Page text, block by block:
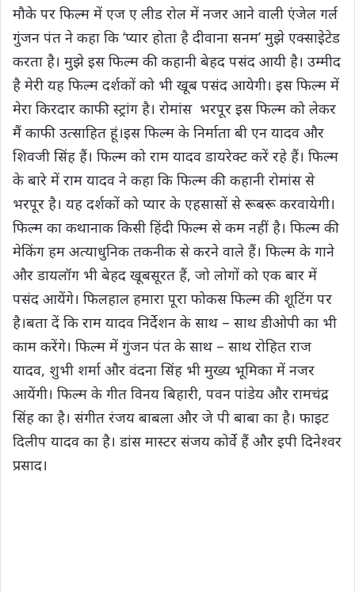
मौके पर फिल्‍म में एज ए लीड रोल में नजर आने वाली एंजेल गर्ल
गुंजन पंत ने कहा कि ‘प्‍यार होता है दीवाना सनम’ मुझे एक्‍साइेटेड
करता है। मुझे इस फिल्‍म की कहानी बेहद पसंद आयी है। उम्‍मीद
है मेरी यह फिल्‍म दर्शकों को भी खूब पसंद आयेगी। इस फिल्‍म में
मेरा किरदार काफी स्‍ट्रांग है। रोमांस भरपूर इस फिल्‍म को लेकर
मैं काफी उत्‍साहित हूं।इस फिल्‍म के निर्माता बी एन यादव और
शिवजी सिंह हैं। फिल्‍म को राम यादव डायरेक्‍ट करें रहे हैं। फिल्‍म
के बारे में राम यादव ने कहा कि फिल्‍म की कहानी रोमांस से
भरपूर है। यह दर्शकों को प्‍यार के एहसासों से रूबरू करवायेगी।
फिल्‍म का कथानाक किसी हिंदी फिल्‍म से कम नहीं है। फिल्‍म की
मेकिंग हम अत्‍याधुनिक तकनीक से करने वाले हैं। फिल्म के गाने
और डायलॉग भी बेहद खूबसूरत हैं, जो लोगों को एक बार में
पसंद आयेंगे। फिलहाल हमारा पूरा फोकस फिल्‍म की शूटिंग पर
है।बता दें कि राम यादव निर्देशन के साथ – साथ डीओपी का भी
काम करेंगे। फिल्म में गुंजन पंत के साथ – साथ रोहित राज
यादव, शुभी शर्मा और वंदना सिंह भी मुख्‍य भूमिका में नजर
आयेंगी। फिल्‍म के गीत विनय बिहारी, पवन पांडेय और रामचंद्र
सिंह का है। संगीत रंजय बाबला और जे पी बाबा का है। फाइट
दिलीप यादव का है। डांस मास्‍टर संजय कोर्वे हैं और इपी दिनेश्‍वर
प्रसाद।